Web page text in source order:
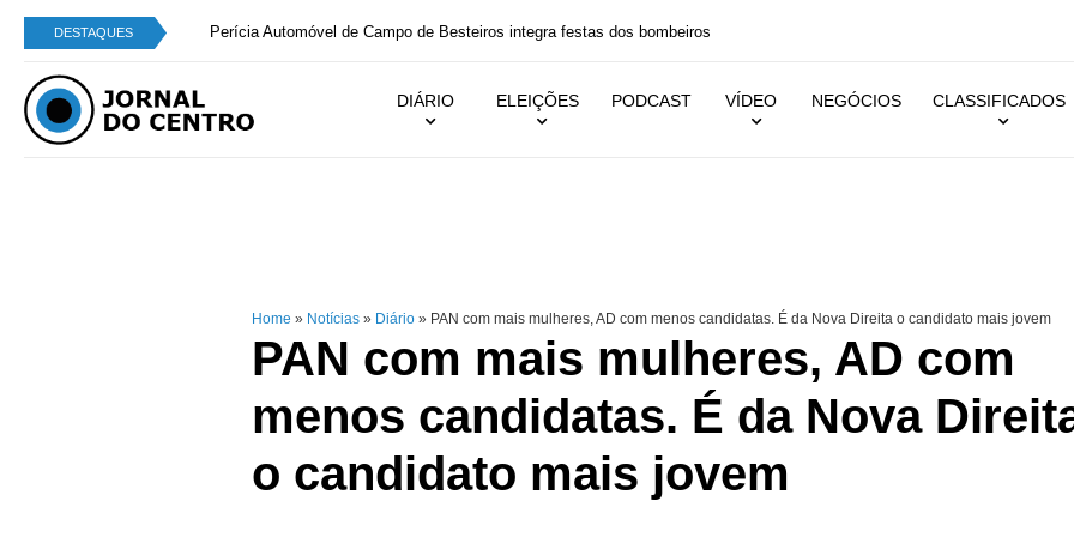
DESTAQUES Perícia Automóvel de Campo de Besteiros integra festas dos bombeiros
DIÁRIO ELEIÇÕES PODCAST VÍDEO NEGÓCIOS CLASSIFICADOS
Home » Notícias » Diário » PAN com mais mulheres, AD com menos candidatas. É da Nova Direita o candidato mais jovem
PAN com mais mulheres, AD com
menos candidatas. É da Nova
o candidato mais jovem